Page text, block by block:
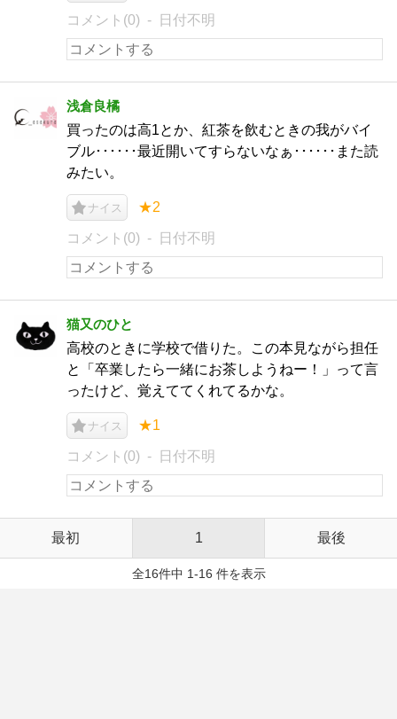
コメント(0) 日付不明
浅倉良橘
買ったのは高1とか、紅茶を飲むときの我がバイ
ブル･･････最近開いてすらないなぁ･･････また読
みたい。
ナイス ★2
コメント(0) 日付不明
猫又のひと
高校のときに学校で借りた。この本見ながら担任
と「卒業したら一緒にお茶しようねー！」って言
ったけど、覚えててくれてるかな。
ナイス ★1
コメント(0) 日付不明
最初 1 最後
全16件中 1-16 件を表示